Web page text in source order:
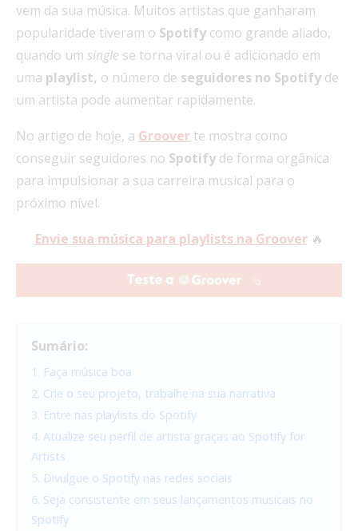
vem da sua música. Muitos artistas que ganharam
popularidade tiveram o Spotify como grande aliado,
quando um single se torna viral ou é adicionado em
uma playlist, o número de seguidores no Spotify de
um artista pode aumentar rapidamente.
No artigo de hoje, a Groover te mostra como
conseguir seguidores no Spotify de forma orgânica
para impulsionar a sua carreira musical para o
próximo nível.
Envie sua música para playlists na Groover🔥
Sumário:
1. Faça música boa
2. Crie o seu projeto, trabalhe na sua narrativa
3. Entre nas playlists do Spotify
4. Atualize seu perfil de artista graças ao Spotify for
Artists
5. Divulgue o Spotify nas redes sociais
6. Seja consistente em seus lançamentos musicais no
Spotify